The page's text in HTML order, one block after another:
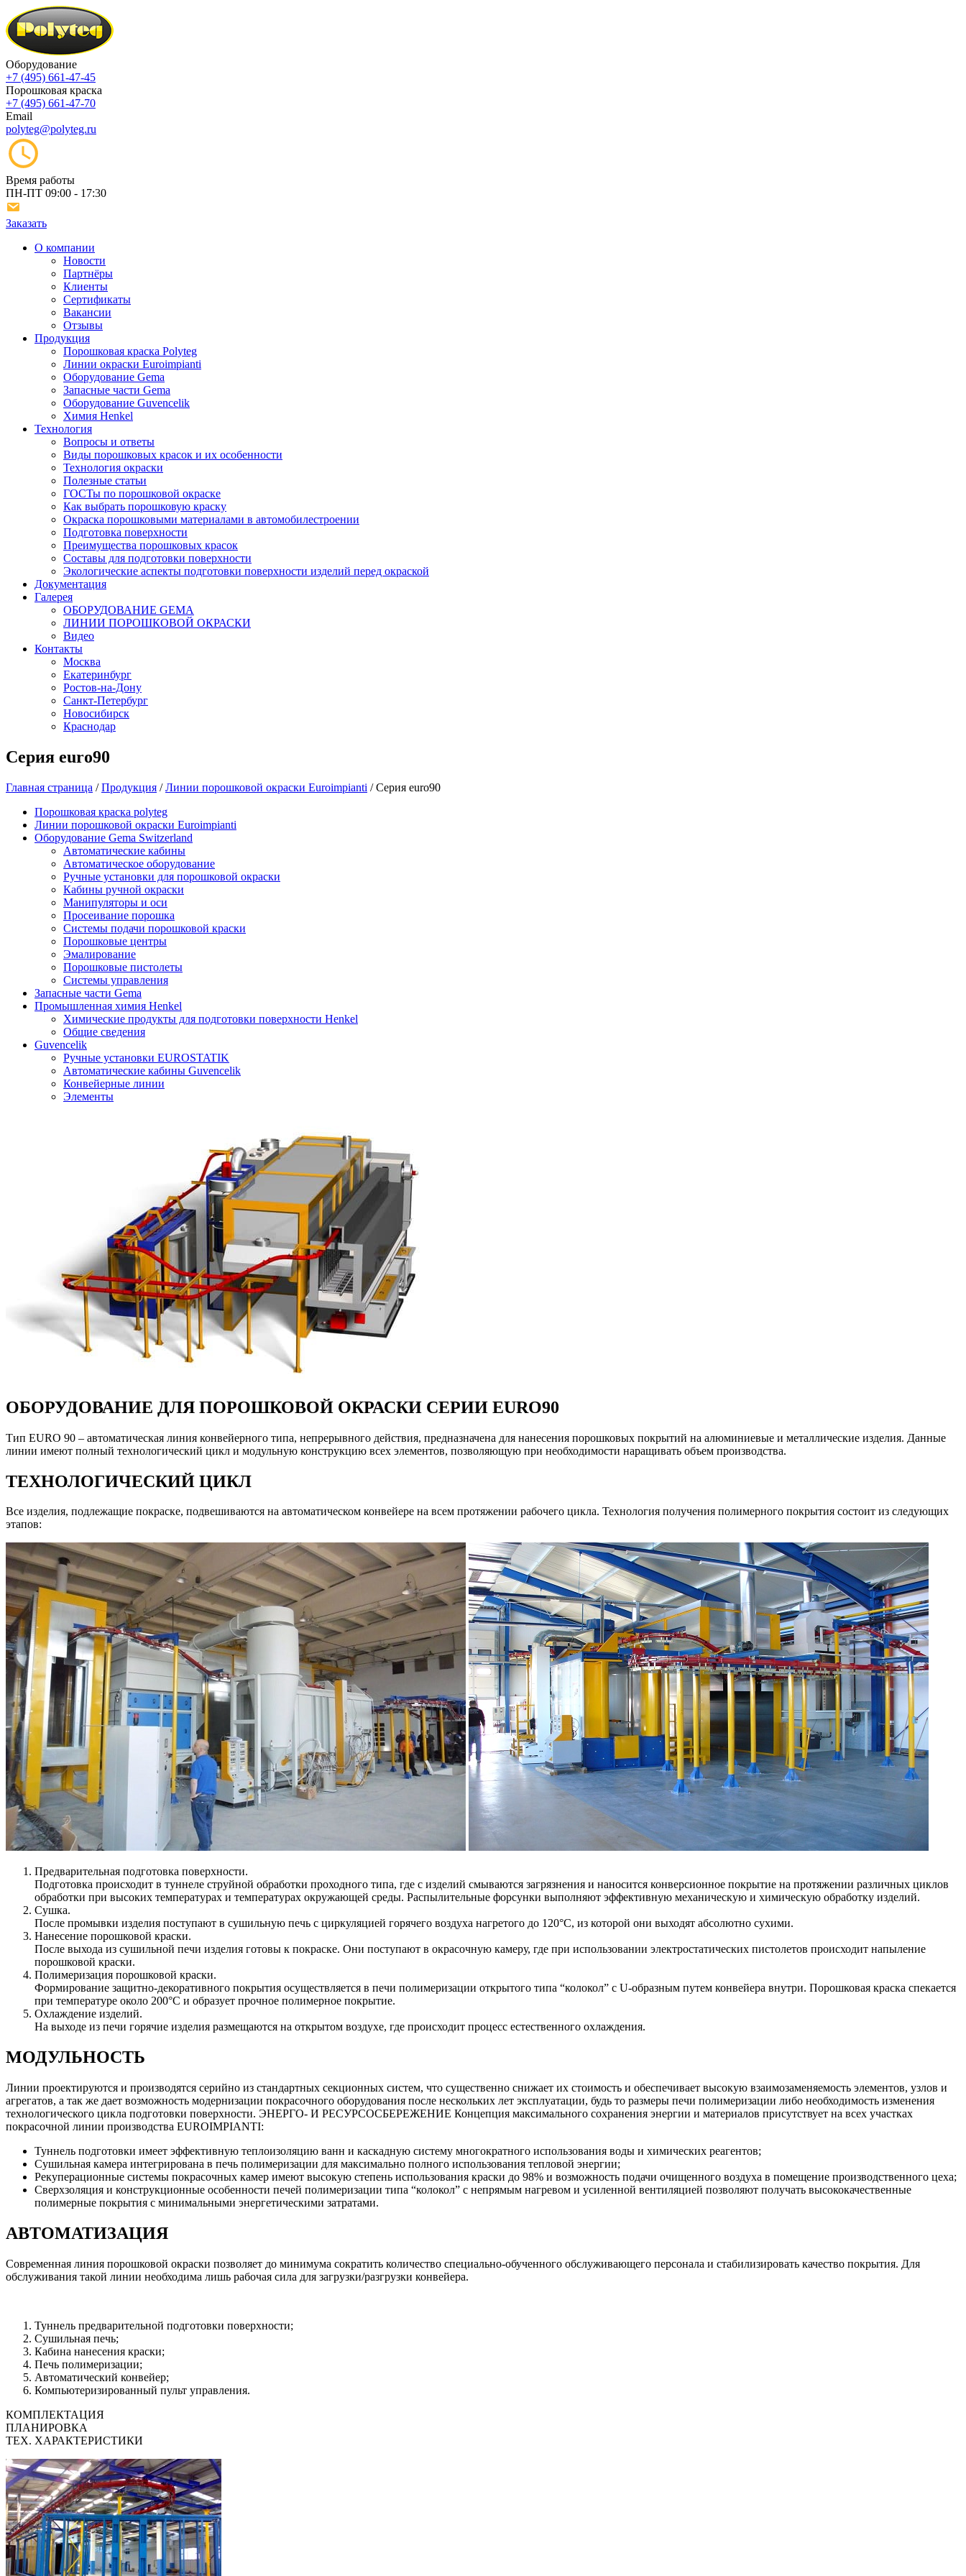
Оборудование
+7 (495) 661-47-45
Порошковая краска
+7 (495) 661-47-70
Email
polyteg@polyteg.ru
Время работы
ПН-ПТ 09:00 - 17:30
Заказать
О компании
Новости
Партнёры
Клиенты
Сертификаты
Вакансии
Отзывы
Продукция
Порошковая краска Polyteg
Линии окраски Euroimpianti
Оборудование Gema
Запасные части Gema
Оборудование Guvencelik
Химия Henkel
Технология
Вопросы и ответы
Виды порошковых красок и их особенности
Технология окраски
Полезные статьи
ГОСТы по порошковой окраске
Как выбрать порошковую краску
Окраска порошковыми материалами в автомобилестроении
Подготовка поверхности
Преимущества порошковых красок
Составы для подготовки поверхности
Экологические аспекты подготовки поверхности изделий перед окраской
Документация
Галерея
ОБОРУДОВАНИЕ GEMA
ЛИНИИ ПОРОШКОВОЙ ОКРАСКИ
Видео
Контакты
Москва
Екатеринбург
Ростов-на-Дону
Санкт-Петербург
Новосибирск
Краснодар
Серия euro90
Главная страница /Продукция /Линии порошковой окраски Euroimpianti /Серия euro90
Порошковая краска polyteg
Линии порошковой окраски Euroimpianti
Оборудование Gema Switzerland
Автоматические кабины
Автоматическое оборудование
Ручные установки для порошковой окраски
Кабины ручной окраски
Манипуляторы и оси
Просеивание порошка
Системы подачи порошковой краски
Порошковые центры
Эмалирование
Порошковые пистолеты
Системы управления
Запасные части Gema
Промышленная химия Henkel
Химические продукты для подготовки поверхности Henkel
Общие сведения
Guvencelik
Ручные установки EUROSTATIK
Автоматические кабины Guvencelik
Конвейерные линии
Элементы
ОБОРУДОВАНИЕ ДЛЯ ПОРОШКОВОЙ ОКРАСКИ СЕРИИ EURO90
Тип EURO 90 – автоматическая линия конвейерного типа, непрерывного действия, предназначена для нанесения порошковых покрытий на алюминиевые и металлические изделия. Данные
линии имеют полный технологический цикл и модульную конструкцию всех элементов, позволяющую при необходимости наращивать объем производства.
ТЕХНОЛОГИЧЕСКИЙ ЦИКЛ
Все изделия, подлежащие покраске, подвешиваются на автоматическом конвейере на всем протяжении рабочего цикла. Технология получения полимерного покрытия состоит из следующих
этапов:
Предварительная подготовка поверхности.
Подготовка происходит в туннеле струйной обработки проходного типа, где с изделий смываются загрязнения и наносится конверсионное покрытие на протяжении различных циклов
обработки при высоких температурах и температурах окружающей среды. Распылительные форсунки выполняют эффективную механическую и химическую обработку изделий.
Сушка.
После промывки изделия поступают в сушильную печь с циркуляцией горячего воздуха нагретого до 120°С, из которой они выходят абсолютно сухими.
Нанесение порошковой краски.
После выхода из сушильной печи изделия готовы к покраске. Они поступают в окрасочную камеру, где при использовании электростатических пистолетов происходит напыление
порошковой краски.
Полимеризация порошковой краски.
Формирование защитно-декоративного покрытия осуществляется в печи полимеризации открытого типа “колокол” с U-образным путем конвейера внутри. Порошковая краска спекается
при температуре около 200°С и образует прочное полимерное покрытие.
Охлаждение изделий.
На выходе из печи горячие изделия размещаются на открытом воздухе, где происходит процесс естественного охлаждения.
МОДУЛЬНОСТЬ
Линии проектируются и производятся серийно из стандартных секционных систем, что существенно снижает их стоимость и обеспечивает высокую взаимозаменяемость элементов, узлов и
агрегатов, а так же дает возможность модернизации покрасочного оборудования после нескольких лет эксплуатации, будь то размеры печи полимеризации либо необходимость изменения
технологического цикла подготовки поверхности. ЭНЕРГО- И РЕСУРСОСБЕРЕЖЕНИЕ Концепция максимального сохранения энергии и материалов присутствует на всех участках
покрасочной линии производства EUROIMPIANTI:
Туннель подготовки имеет эффективную теплоизоляцию ванн и каскадную систему многократного использования воды и химических реагентов;
Сушильная камера интегрирована в печь полимеризации для максимально полного использования тепловой энергии;
Рекуперационные системы покрасочных камер имеют высокую степень использования краски до 98% и возможность подачи очищенного воздуха в помещение производственного цеха;
Сверхзоляция и конструкционные особенности печей полимеризации типа “колокол” с непрямым нагревом и усиленной вентиляцией позволяют получать высококачественные
полимерные покрытия с минимальными энергетическими затратами.
АВТОМАТИЗАЦИЯ
Современная линия порошковой окраски позволяет до минимума сократить количество специально-обученного обслуживающего персонала и стабилизировать качество покрытия. Для
обслуживания такой линии необходима лишь рабочая сила для загрузки/разгрузки конвейера.
Туннель предварительной подготовки поверхности;
Сушильная печь;
Кабина нанесения краски;
Печь полимеризации;
Автоматический конвейер;
Компьютеризированный пульт управления.
КОМПЛЕКТАЦИЯ
ПЛАНИРОВКА
ТЕХ. ХАРАКТЕРИСТИКИ